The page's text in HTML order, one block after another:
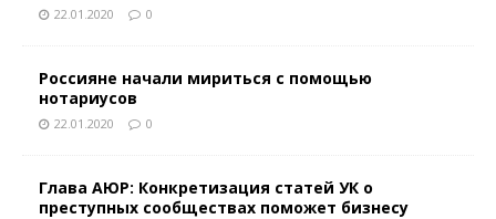
22.01.2020 0
Россияне начали мириться с помощью
нотариусов
22.01.2020 0
Глава АЮР: Конкретизация статей УК о
преступных сообществах поможет бизнесу